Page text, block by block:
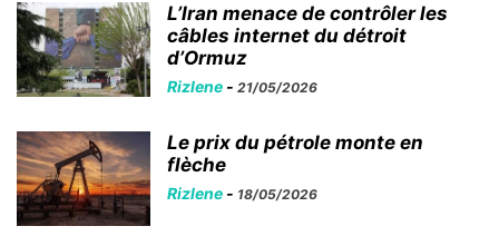
L’Iran menace de contrôler les
câbles internet du détroit
d’Ormuz
Rizlene - 21/05/2026
Le prix du pétrole monte en
flèche
Rizlene - 18/05/2026